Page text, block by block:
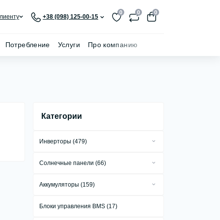
+38 (098) 125-00-15
0 0 0
Потребление Услуги Про компанию
Категории
Инверторы (479)
Гибридные инверторы (181)
Автомобильные инверторы (1)
Солнечные панели (66)
Гибкие солнечные панели (3)
Аккумуляторы (159)
Блоки управления BMS (17)